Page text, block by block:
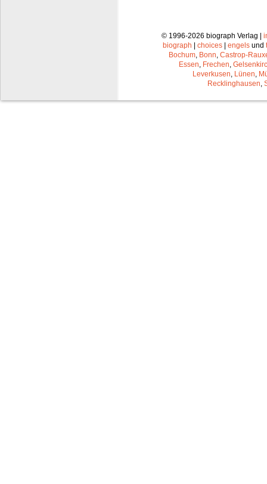
© 1996-2026 biograph Verlag |
biograph | choices | engels und
Bochum Bonn Castrop-
Essen Frechen
Leverkusen Lünen
Recklinghausen